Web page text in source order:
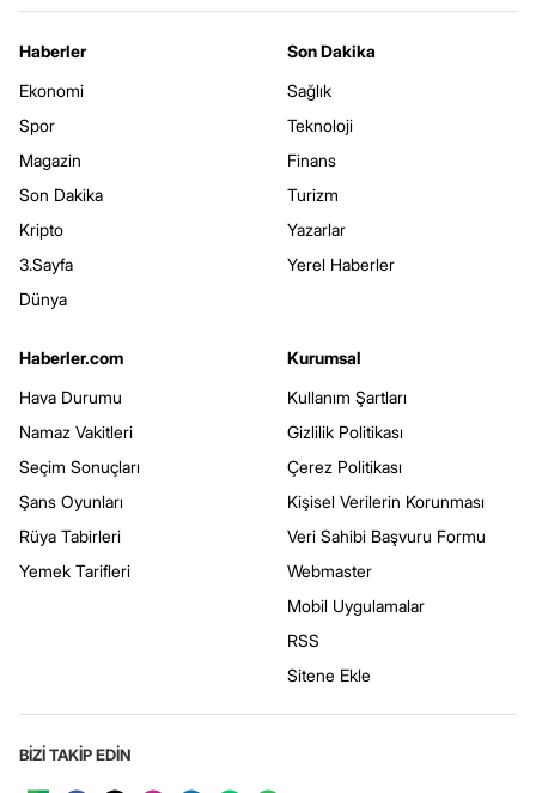
Haberler
Ekonomi
Spor
Magazin
Son Dakika
Kripto
3.Sayfa
Dünya
Son Dakika
Sağlık
Teknoloji
Finans
Turizm
Yazarlar
Yerel Haberler
Haberler.com
Hava Durumu
Namaz Vakitleri
Seçim Sonuçları
Şans Oyunları
Rüya Tabirleri
Yemek Tarifleri
Kurumsal
Kullanım Şartları
Gizlilik Politikası
Çerez Politikası
Kişisel Verilerin Korunması
Veri Sahibi Başvuru Formu
Webmaster
Mobil Uygulamalar
RSS
Sitene Ekle
BİZİ TAKİP EDİN